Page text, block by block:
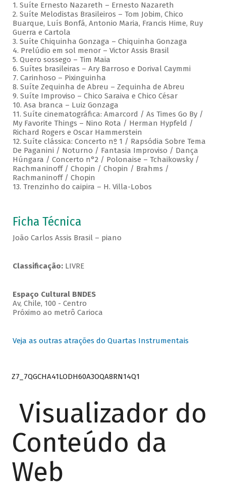
1. Suíte Ernesto Nazareth – Ernesto Nazareth
2. Suíte Melodistas Brasileiros – Tom Jobim, Chico
Buarque, Luís Bonfá, Antonio Maria, Francis Hime, Ruy
Guerra e Cartola
3. Suíte Chiquinha Gonzaga – Chiquinha Gonzaga
4. Prelúdio em sol menor – Victor Assis Brasil
5. Quero sossego – Tim Maia
6. Suítes brasileiras – Ary Barroso e Dorival Caymmi
7. Carinhoso – Pixinguinha
8. Suíte Zequinha de Abreu – Zequinha de Abreu
9. Suíte Improviso – Chico Saraiva e Chico César
10. Asa branca – Luiz Gonzaga
11. Suíte cinematográfica: Amarcord / As Times Go By /
My Favorite Things – Nino Rota / Herman Hypfeld /
Richard Rogers e Oscar Hammerstein
12. Suíte clássica: Concerto nº 1 / Rapsódia Sobre Tema
De Paganini / Noturno / Fantasia Improviso / Dança
Húngara / Concerto n°2 / Polonaise – Tchaikowsky /
Rachmaninoff / Chopin / Chopin / Brahms /
Rachmaninoff / Chopin
13. Trenzinho do caipira – H. Villa-Lobos
Ficha Técnica
João Carlos Assis Brasil – piano
Classificação: LIVRE
Espaço Cultural BNDES
Av, Chile, 100 - Centro
Próximo ao metrô Carioca
Veja as outras atrações do Quartas Instrumentais
Z7_7QGCHA41LODH60A3OQA8RN14Q1
Visualizador do
Conteúdo da
Web